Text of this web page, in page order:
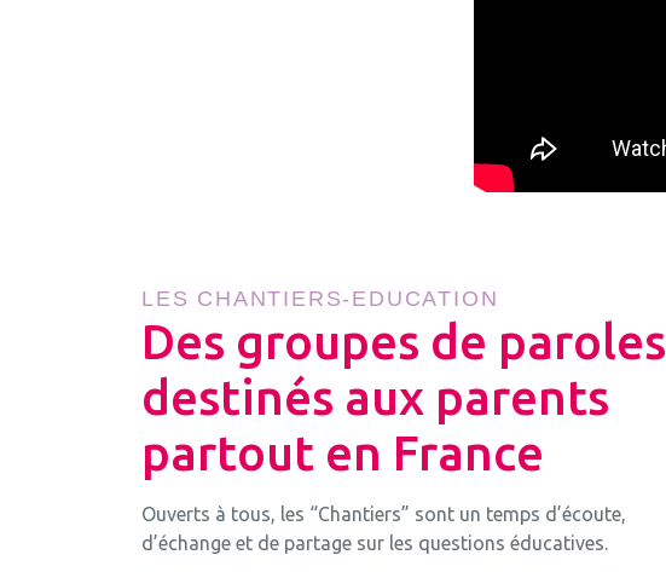
LES CHANTIERS-EDUCATION
Des groupes de paroles
destinés aux parents
partout en France
Ouverts à tous, les “Chantiers” sont un temps d’écoute,
d’échange et de partage sur les questions éducatives.